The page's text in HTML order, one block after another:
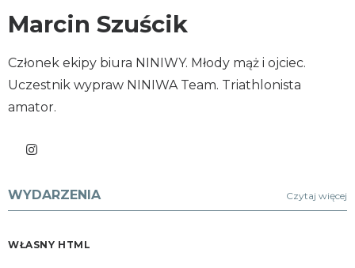
Marcin Szuścik
Członek ekipy biura NINIWY. Młody mąż i ojciec.
Uczestnik wypraw NINIWA Team. Triathlonista
amator.
WYDARZENIA Czytaj więcej
WŁASNY HTML